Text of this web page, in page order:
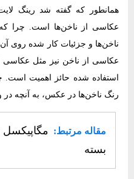
همانطور که گفته شد رینگ
عکاسی از ناخن‌ها است. چرا
ناخن‌ها و جزئیات کار شده روی
رنگ ناخن‌ها در عکس، به آنچه در
مقاله مرتبط: مگاپیکسل
بسته